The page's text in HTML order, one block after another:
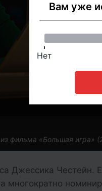
фильма «Большая игра»
Джессика Честейн.
многократно
Вам уже
Нет